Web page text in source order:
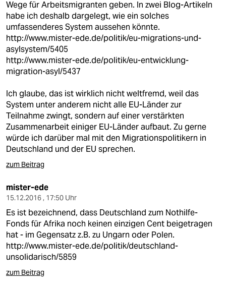
Wege für Arbeitsmigranten geben. In zwei Blog-Artikeln
habe ich deshalb dargelegt, wie ein solches
umfassenderes System aussehen könnte.
http://www.mister-ede.de/politik/eu-migrations-und-
asylsystem/5405
http://www.mister-ede.de/politik/eu-entwicklung-
migration-asyl/5437
Ich glaube, das ist wirklich nicht weltfremd, weil das
System unter anderem nicht alle EU-Länder zur
Teilnahme zwingt, sondern auf einer verstärkten
Zusammenarbeit einiger EU-Länder aufbaut. Zu gerne
würde ich darüber mal mit den Migrationspolitikern in
Deutschland und der EU sprechen.
zum Beitrag
mister-ede
15.12.2016 , 17:50 Uhr
Es ist bezeichnend, dass Deutschland zum Nothilfe-
Fonds für Afrika noch keinen einzigen Cent beigetragen
hat - im Gegensatz z.B. zu Ungarn oder Polen.
http://www.mister-ede.de/politik/deutschland-
unsolidarisch/5859
zum Beitrag